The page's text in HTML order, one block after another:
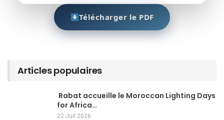
Télécharger le PDF
Articles populaires
Rabat accueille le Moroccan Lighting Days
for Africa…
22 Juil 2026